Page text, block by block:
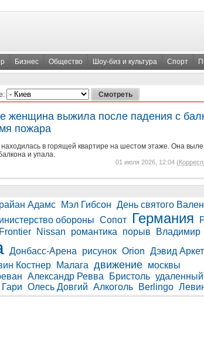
Бизнес Общество Шоу-биз и культура Спорт
женщина выжила после падения с
пожара
в горящей квартире на шестом этаже. Она
и упала.
01 июля 2026, 12:04 (
Адамс Мэл Гибсон День святого
обороны Сопот Германия
Frontier Nissan романтика порыв
Владимир
Донбасс-Арена рисунок Orion Дэвид
Костнер Малага движение москвы
Александр Ревва Бристоль удаленный
Гари Олесь Довгий Алкоголь Berlingo